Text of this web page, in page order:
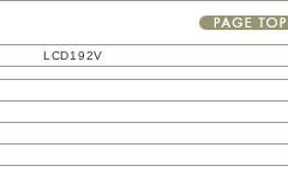
LCD192V